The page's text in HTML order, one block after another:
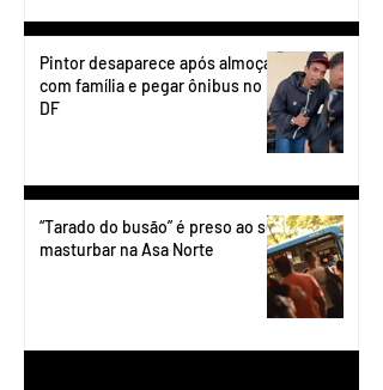
Pintor desaparece após almoçar
com família e pegar ônibus no
DF
“Tarado do busão” é preso ao se
masturbar na Asa Norte